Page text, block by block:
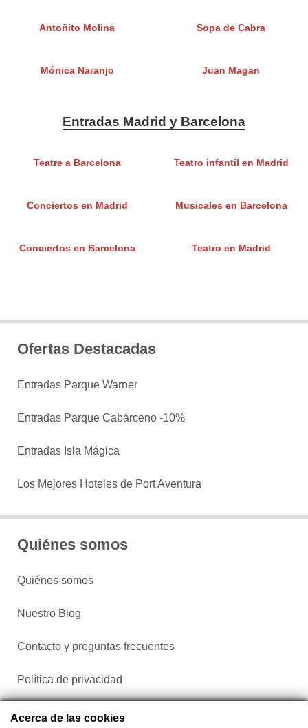
Antoñito Molina Sopa de Cabra
Mónica Naranjo Juan Magan
Entradas Madrid y Barcelona
Teatre a Barcelona Teatro infantil en Madrid
Conciertos en Madrid Musicales en Barcelona
Conciertos en Barcelona Teatro en Madrid
Ofertas Destacadas
Entradas Parque Warner
Entradas Parque Cabárceno -10%
Entradas Isla Mágica
Los Mejores Hoteles de Port Aventura
Quiénes somos
Quiénes somos
Nuestro Blog
Contacto y preguntas frecuentes
Política de privacidad
Configurar cookies
Acerca de las cookies